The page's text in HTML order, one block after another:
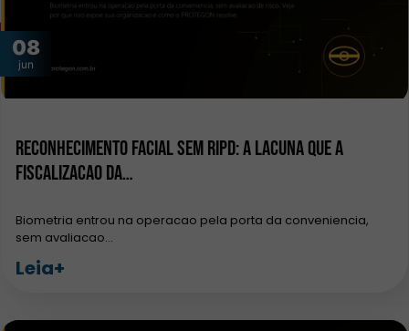
08
jun
Reconhecimento facial sem RIPD: a lacuna que a
fiscalizacao da…
Biometria entrou na operacao pela porta da conveniencia,
sem avaliacao…
Leia+